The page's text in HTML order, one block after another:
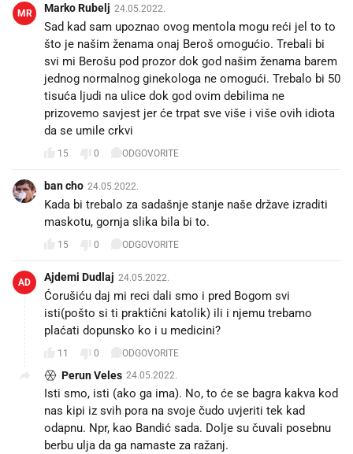
MR Marko Rubelj 24.05.2022.
Sad kad sam upoznao ovog mentola mogu reći jel to to
što je našim ženama onaj Beroš omogućio. Trebali bi
svi mi Berošu pod prozor dok god našim ženama barem
jednog normalnog ginekologa ne omogući. Trebalo bi 50
tisuća ljudi na ulice dok god ovim debilima ne
prizovemo savjest jer će trpat sve više i više ovih idiota
da se umile crkvi
15 0 ODGOVORITE
ban cho 24.05.2022.
Kada bi trebalo za sadašnje stanje naše države izraditi
maskotu, gornja slika bila bi to.
15 0 ODGOVORITE
AD Ajdemi Dudlaj 24.05.2022.
Ćorušiću daj mi reci dali smo i pred Bogom svi
isti(pošto si ti praktični katolik) ili i njemu trebamo
plaćati dopunsko ko i u medicini?
11 0 ODGOVORITE
Perun Veles 24.05.2022.
Isti smo, isti (ako ga ima). No, to će se bagra kakva kod
nas kipi iz svih pora na svoje čudo uvjeriti tek kad
odapnu. Npr, kao Bandić sada. Dolje su čuvali posebnu
berbu ulja da ga namaste za ražanj.